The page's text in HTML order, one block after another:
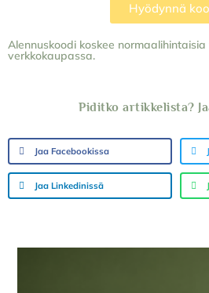
Hyödynnä
Alennuskoodi koskee
verkkokaupassa.
Piditko artikkelista?
Jaa Facebookissa
Jaa Linkedinissä